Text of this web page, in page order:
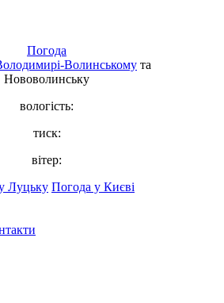
Погода
Волинському та
Нововолинську
вологість:
тиск:
вітер:
Луцьку Погода у Києві